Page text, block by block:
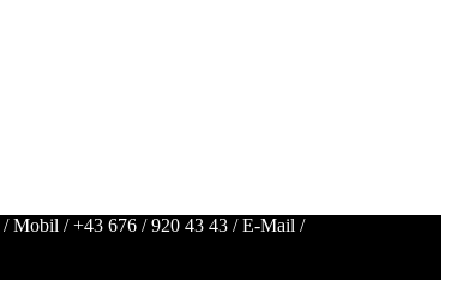
/ Mobil /+43 676 / 920 43 43 / E-Mail /